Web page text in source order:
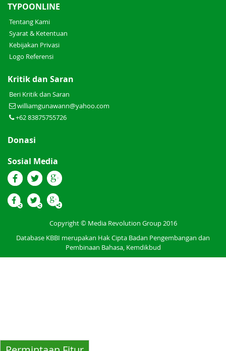
TYPOONLINE
Tentang Kami
Syarat & Ketentuan
Kebijakan Privasi
Logo Referensi
Kritik dan Saran
Beri Kritik dan Saran
williamgunawann@yahoo.com
+62 83875755726
Donasi
Sosial Media
Copyright © Media Revolution Group 2016
Database KBBI merupakan Hak Cipta Badan Pengembangan dan
Pembinaan Bahasa, Kemdikbud